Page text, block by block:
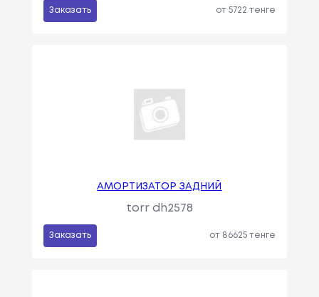
Заказать от 5722 тенге
АМОРТИЗАТОР ЗАДНИЙ
torr dh2578
Заказать от 86625 тенге